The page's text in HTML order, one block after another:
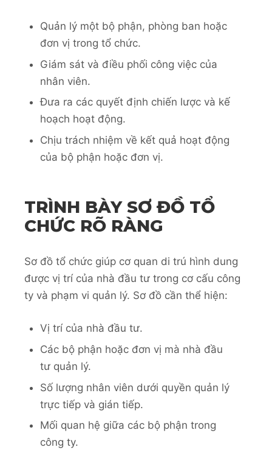
Quản lý một bộ phận, phòng ban hoặc
đơn vị trong tổ chức.
Giám sát và điều phối công việc của
nhân viên.
Đưa ra các quyết định chiến lược và kế
hoạch hoạt động.
Chịu trách nhiệm về kết quả hoạt động
của bộ phận hoặc đơn vị.
TRÌNH BÀY SƠ ĐỒ TỔ
CHỨC RÕ RÀNG
Sơ đồ tổ chức giúp cơ quan di trú hình dung
được vị trí của nhà đầu tư trong cơ cấu công
ty và phạm vi quản lý. Sơ đồ cần thể hiện:
Vị trí của nhà đầu tư.
Các bộ phận hoặc đơn vị mà nhà đầu
tư quản lý.
Số lượng nhân viên dưới quyền quản lý
trực tiếp và gián tiếp.
Mối quan hệ giữa các bộ phận trong
công ty.